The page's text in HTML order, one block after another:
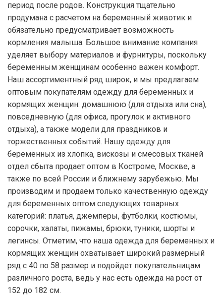
период после родов. Конструкция тщательно
продумана с расчетом на беременный животик и
обязательно предусматривает возможность
кормления малыша. Большое внимание компания
уделяет выбору материалов и фурнитуры, поскольку
беременным женщинам особенно важен комфорт.
Наш ассортиментный ряд широк, и мы предлагаем
оптовым покупателям одежду для беременных и
кормящих женщин: домашнюю (для отдыха или сна),
повседневную (для офиса, прогулок и активного
отдыха), а также модели для праздников и
торжественных событий. Нашу одежду для
беременных из хлопка, вискозы и смесовых тканей
отдел сбыта продает оптом в Костроме, Москве, а
также по всей России и ближнему зарубежью. Мы
производим и продаем только качественную одежду
для беременных оптом следующих товарных
категорий: платья, джемперы, футболки, костюмы,
сорочки, халаты, пижамы, брюки, туники, шорты и
легинсы. Отметим, что наша одежда для беременных и
кормящих женщин охватывает широкий размерный
ряд с 40 по 58 размер и подойдет покупательницам
различного роста, ведь у нас есть одежда на рост от
152 до 182 см.